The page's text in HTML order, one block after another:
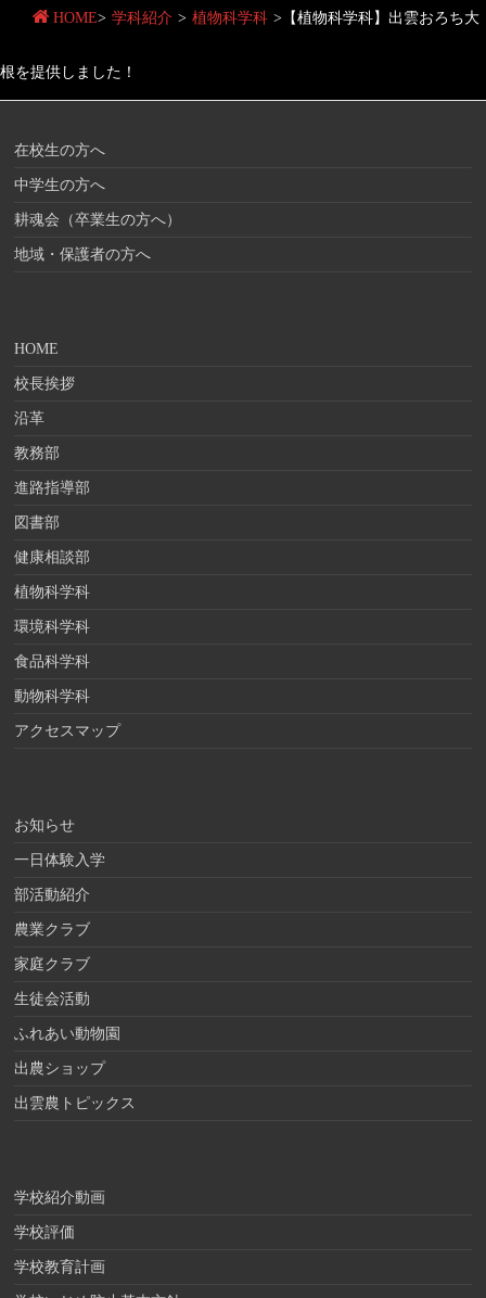
HOME> 学科紹介 > 植物科学科 > 【植物科学科】出雲おろち大
根を提供しました！
在校生の方へ
中学生の方へ
耕魂会（卒業生の方へ）
地域・保護者の方へ
HOME
校長挨拶
沿革
教務部
進路指導部
図書部
健康相談部
植物科学科
環境科学科
食品科学科
動物科学科
アクセスマップ
お知らせ
一日体験入学
部活動紹介
農業クラブ
家庭クラブ
生徒会活動
ふれあい動物園
出農ショップ
出雲農トピックス
学校紹介動画
学校評価
学校教育計画